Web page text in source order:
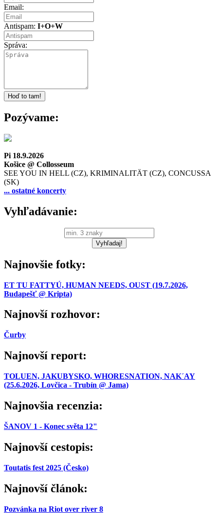
Email:
Antispam: I+O+W
Správa:
Pozývame:
Pi 18.9.2026
Košice @ Collosseum
SEE YOU IN HELL (CZ), KRIMINALITÄT (CZ), CONCUSSA
(SK)
... ostatné koncerty
Vyhľadávanie:
Najnovšie fotky:
ET TU FATTYÚ, HUMAN NEEDS, OUST (19.7.2026,
Budapešť @ Kripta)
Najnovší rozhovor:
Čurby
Najnovší report:
TOLUEN, JAKUBYSKO, WHORESNATION, NAK´AY
(25.6.2026, Lovčica - Trubín @ Jama)
Najnovšia recenzia:
ŠANOV 1 - Konec světa 12"
Najnovší cestopis:
Toutatis fest 2025 (Česko)
Najnovší článok:
Pozvánka na Riot over river 8